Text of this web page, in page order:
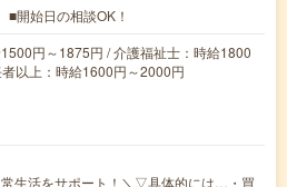
開始日の相談OK！
円～1875円 / 介護福祉士：時給1800
以上：時給1600円～2000円
常生活をサポート！＼▽具体的には…・買